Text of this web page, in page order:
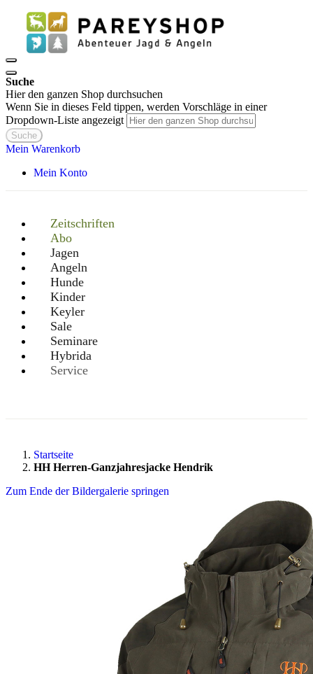
Suche
Hier den ganzen Shop durchsuchen
Wenn Sie in dieses Feld tippen, werden Vorschläge in einer
Dropdown-Liste angezeigt
Suche
Mein Warenkorb
Mein Konto
Zeitschriften
Abo
Jagen
Angeln
Hunde
Kinder
Keyler
Sale
Seminare
Hybrida
Service
Startseite
HH Herren-Ganzjahresjacke Hendrik
Zum Ende der Bildergalerie springen